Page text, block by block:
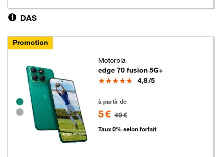
DAS
Promotion
Groupe de couleurs disponibles non sélectionnables
Motorola
edge 70 fusion 5G+
Note
4,8/5
à partir de
5 € 49 €
Taux 0% selon forfait